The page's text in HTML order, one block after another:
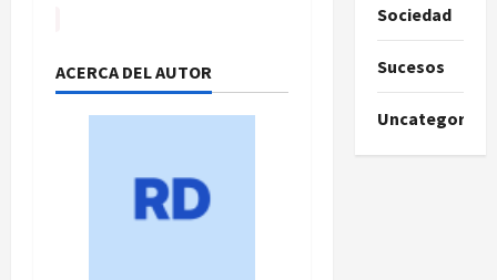
ACERCA DEL AUTOR
Sociedad
Sucesos
Uncategorized